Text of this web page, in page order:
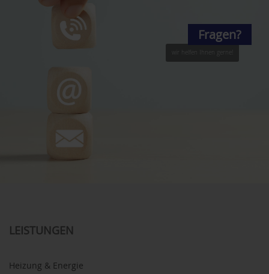
wir helfen Ihnen gerne!
Fragen?
LEISTUNGEN
Heizung & Energie